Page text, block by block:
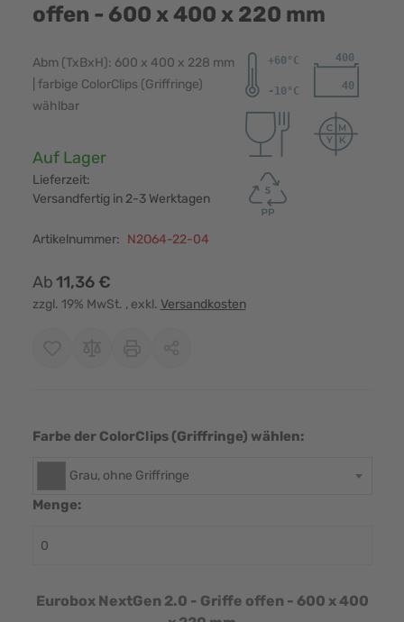
offen - 600 x 400 x 220 mm
Abm (TxBxH): 600 x 400 x 228 mm
| farbige ColorClips (Griffringe)
wählbar
Verfügbarkeit:
Auf Lager
Lieferzeit:
Versandfertig in 2-3 Werktagen
Artikelnummer: N2O64-22-04
Ab11,36 €
zzgl. 19% MwSt. , exkl. Versandkosten
Farbe der ColorClips (Griffringe) wählen:
Grau, ohne Griffringe
Menge:
Eurobox NextGen 2.0 - Griffe offen - 600 x 400